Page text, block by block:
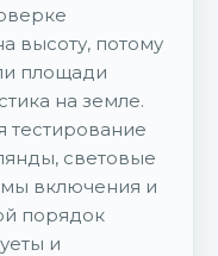
высоту, потому
площади
на земле.
тестирование
световые
включения и
порядок
и